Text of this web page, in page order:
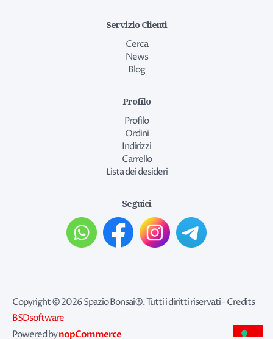
Servizio Clienti
Cerca
News
Blog
Profilo
Profilo
Ordini
Indirizzi
Carrello
Lista dei desideri
Seguici
Copyright © 2026 Spazio Bonsai®. Tutti i diritti riservati - Credits
BSDsoftware
Powered bynopCommerce